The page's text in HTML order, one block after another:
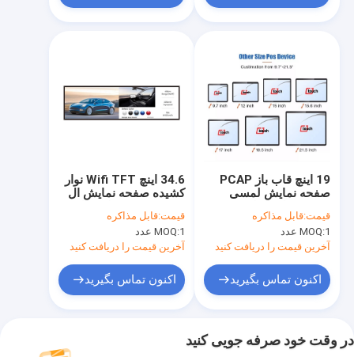
34.6 اینچ Wifi TFT نوار
کشیده صفحه نمایش ال
کشیده صفحه نمایش ال
سی دی
قیمت:قابل مذاکره
MOQ:1 عدد
آخرین قیمت را دریافت کنید
اکنون تماس بگیرید
19 اینچ قاب باز PCAP
صفحه نمایش لمسی
خازنی
قیمت:قابل مذاکره
MOQ:1 عدد
آخرین قیمت را دریافت کنید
اکنون تماس بگیرید
در وقت خود صرفه جویی کنید